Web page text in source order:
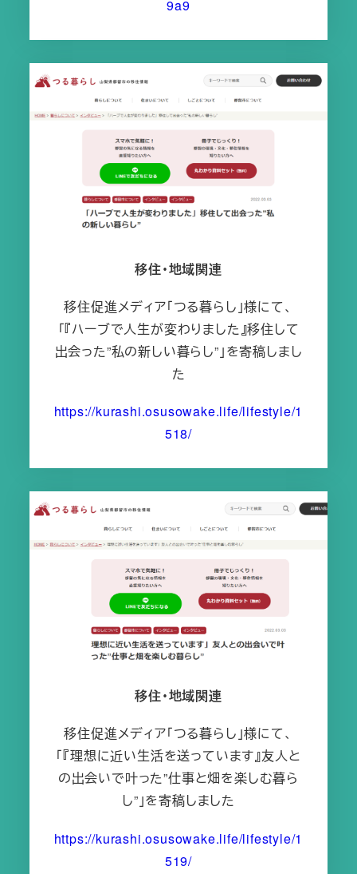
9a9
移住・地域関連
移住促進メディア「つる暮らし」様にて、
「『ハーブで人生が変わりました』移住して
出会った”私の新しい暮らし”」を寄稿しまし
た
https://kurashi.osusowake.life/lifestyle/1
518/
移住・地域関連
移住促進メディア「つる暮らし」様にて、
「『理想に近い生活を送っています』友人と
の出会いで叶った”仕事と畑を楽しむ暮ら
し”」を寄稿しました
https://kurashi.osusowake.life/lifestyle/1
519/